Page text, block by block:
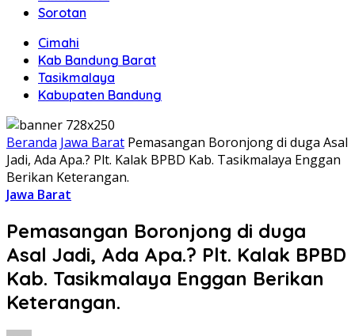
Sorotan
Cimahi
Kab Bandung Barat
Tasikmalaya
Kabupaten Bandung
Beranda Jawa Barat Pemasangan Boronjong di duga Asal
Jadi, Ada Apa.? Plt. Kalak BPBD Kab. Tasikmalaya Enggan
Berikan Keterangan.
Jawa Barat
Pemasangan Boronjong di duga
Asal Jadi, Ada Apa.? Plt. Kalak BPBD
Kab. Tasikmalaya Enggan Berikan
Keterangan.